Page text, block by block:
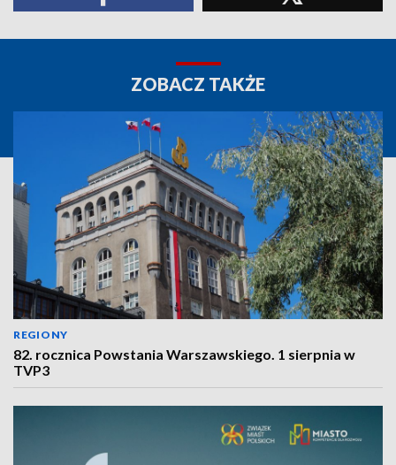
ZOBACZ TAKŻE
REGIONY
82. rocznica Powstania Warszawskiego. 1 sierpnia w
TVP3